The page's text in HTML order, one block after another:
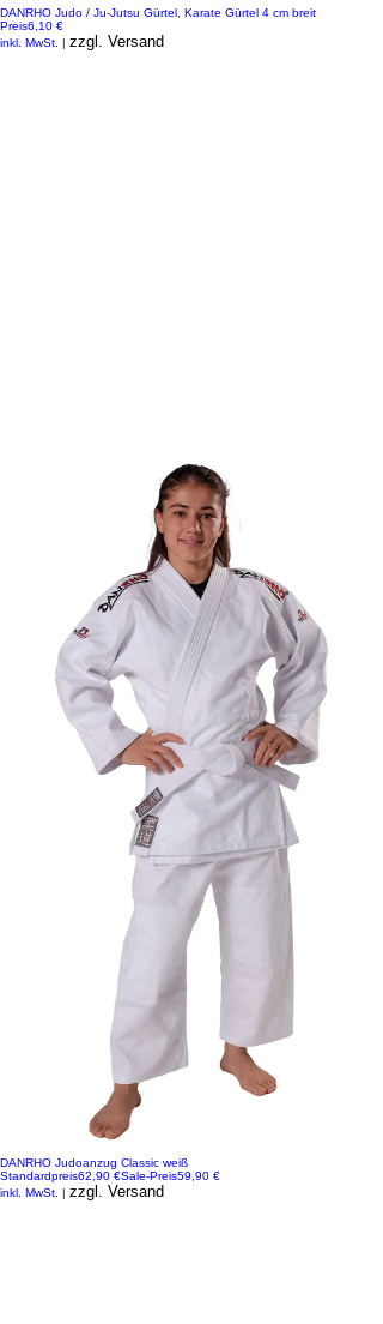
DANRHO Judo / Ju-Jutsu Gürtel, Karate Gürtel 4 cm breit
Preis6,10 €
inkl. MwSt. | zzgl. Versand
DANRHO Judoanzug Classic weiß
Standardpreis62,90 €Sale-Preis59,90 €
inkl. MwSt. | zzgl. Versand